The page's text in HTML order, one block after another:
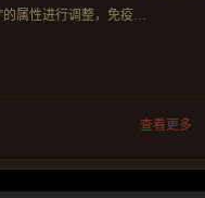
”的属性进行调整，免疫…
查看更多